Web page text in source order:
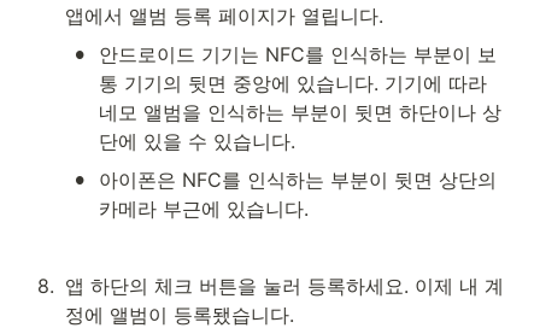
앱에서 앨범 등록 페이지가 열립니다.
•
안드로이드 기기는 NFC를 인식하는 부분이 보
통 기기의 뒷면 중앙에 있습니다. 기기에 따라
네모 앨범을 인식하는 부분이 뒷면 하단이나 상
단에 있을 수 있습니다.
•
아이폰은 NFC를 인식하는 부분이 뒷면 상단의
카메라 부근에 있습니다.
8. 앱 하단의 체크 버튼을 눌러 등록하세요. 이제 내 계
정에 앨범이 등록됐습니다.